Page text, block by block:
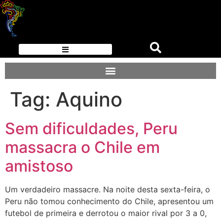
Tag: Aquino
Sem dificuldades, Peru
massacra o Chile em
amistoso
Um verdadeiro massacre. Na noite desta sexta-feira, o
Peru não tomou conhecimento do Chile, apresentou um
futebol de primeira e derrotou o maior rival por 3 a 0,